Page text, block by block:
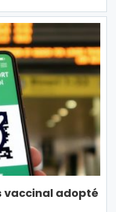
vaccinal adopté